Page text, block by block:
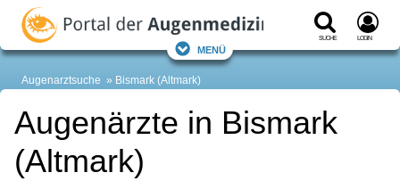
Suche Login
Menü
Augenarztsuche Bismark (Altmark)
Augenärzte in Bismark
(Altmark)